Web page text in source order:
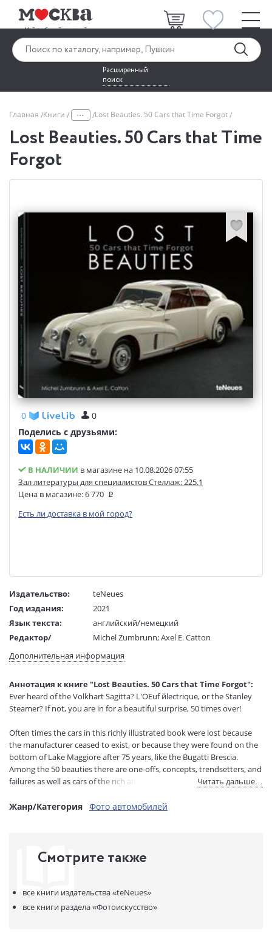
Расширенный
поиск
Главная Книги ... Lost Beauties. 50 Cars that Time Forgot
Lost Beauties. 50 Cars that Time
Forgot
0
0
Поделись с друзьями:
В НАЛИЧИИ в магазине на 10.08.2026 07:55
Зал литературы для специалистов Стеллаж: 225.1
Цена в магазине:6 770
Есть ли доставка в мой город?
Издательство:
teNeues
Год издания:
2021
Язык текста:
английский/немецкий
Редактор/
Michel Zumbrunn; Axel E. Catton
Тип обложки:
Твердый переплет
(ДхШхВ):
Вес:
1480 гр.
Страниц:
224
Код товара:
1155354
Артикул:
1018
ISBN:
978-3-96171-339-4
В продаже с:
08.06.2023
Дополнительная информация
Аннотация к книге "Lost Beauties. 50 Cars that Time Forgot":
Ever heard of the Volkhart Sagitta? L'OEuf йlectrique, or the Stanley
Steamer? If not, you are in for a beautiful surprise, 50 times over!
Often times the cars in this richly illustrated book were lost because
the manufacturer ceased to exist, or because they were found on the
bottom of Lake Maggiore after 75 years, like the Bugatti Brescia.
Among the 50 beauties there are one-offs, concepts, trendsetters, and
failures as well as cars of the rich and famous, from Marilyn Monroe to
Читать дальше…
Жанр/Категория Фото автомобилей
Смотрите также
все книги издательства«teNeues»
все книги раздела«Фотоискусство»